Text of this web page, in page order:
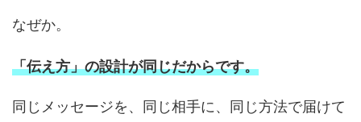
なぜか。
「伝え方」の設計が同じだからです。
同じメッセージを、同じ相手に、同じ方法で届けて